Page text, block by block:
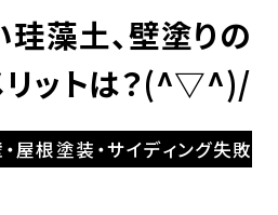
藻土、壁塗りの
リットは？(^▽^)/
屋根塗装・サイディング失敗